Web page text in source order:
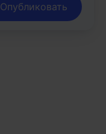
Опубликовать